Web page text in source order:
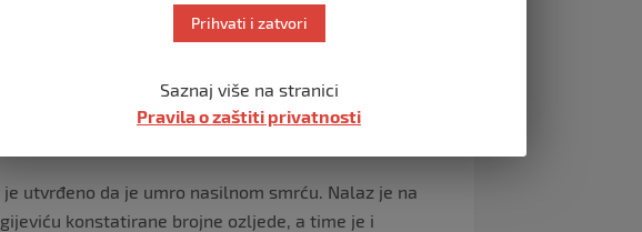
– Radoslav i Dalibor Dragijević zbog sumnje da
Istraga slučaja u sjeni je nasilne smrti Dalibora
tijekom policijskog zadržavanja. Podsjetimo, policija
iznenada pozlilo te da mu unatoč intervenciji, nije
utvrđeno da je umro nasilnom smrću. Nalaz je na
konstatirane brojne ozljede, a time je i
Prihvati i zatvori
Saznaj više na stranici
Pravila o zaštiti privatnosti